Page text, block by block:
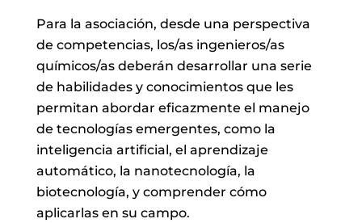
Para la asociación, desde una perspectiva
de competencias, los/as ingenieros/as
químicos/as deberán desarrollar una serie
de habilidades y conocimientos que les
permitan abordar eficazmente el manejo
de tecnologías emergentes, como la
inteligencia artificial, el aprendizaje
automático, la nanotecnología, la
biotecnología, y comprender cómo
aplicarlas en su campo.